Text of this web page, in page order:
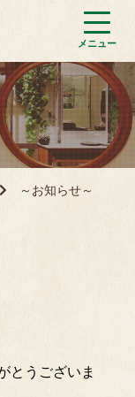
～お知らせ～
とうございま